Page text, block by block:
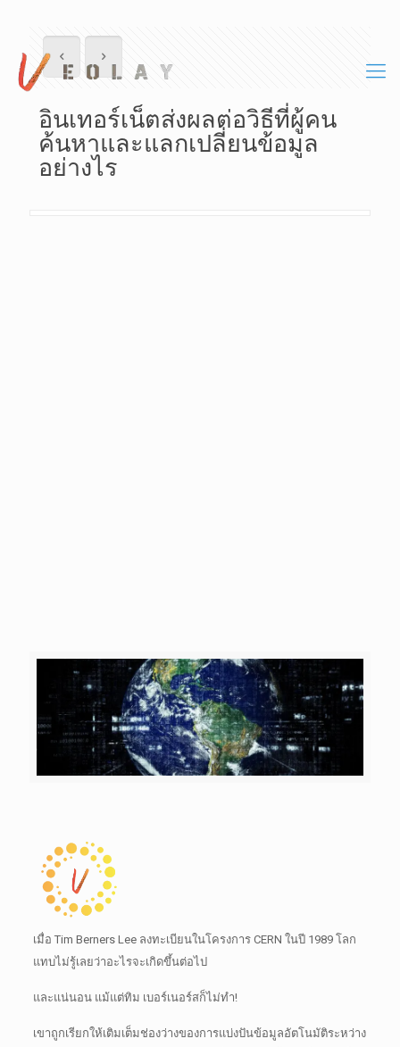
อินเทอร์เน็ตส่งผลต่อวิธีที่ผู้คน
ค้นหาและแลกเปลี่ยนข้อมูล
อย่างไร
เมื่อ Tim Berners Lee ลงทะเบียนในโครงการ CERN ในปี 1989 โลก
แทบไม่รู้เลยว่าอะไรจะเกิดขึ้นต่อไป
และแน่นอน แม้แต่ทิม เบอร์เนอร์สก็ไม่ทำ!
เขาถูกเรียกให้เติมเต็มช่องว่างของการแบ่งปันข้อมูลอัตโนมัติระหว่าง